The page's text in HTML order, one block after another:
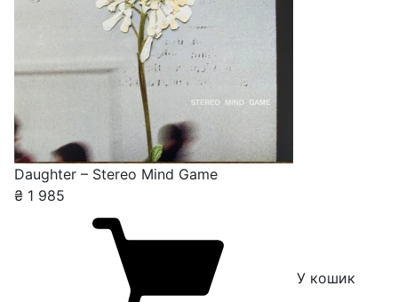
Daughter – Stereo Mind Game
₴ 1 985
У кошик